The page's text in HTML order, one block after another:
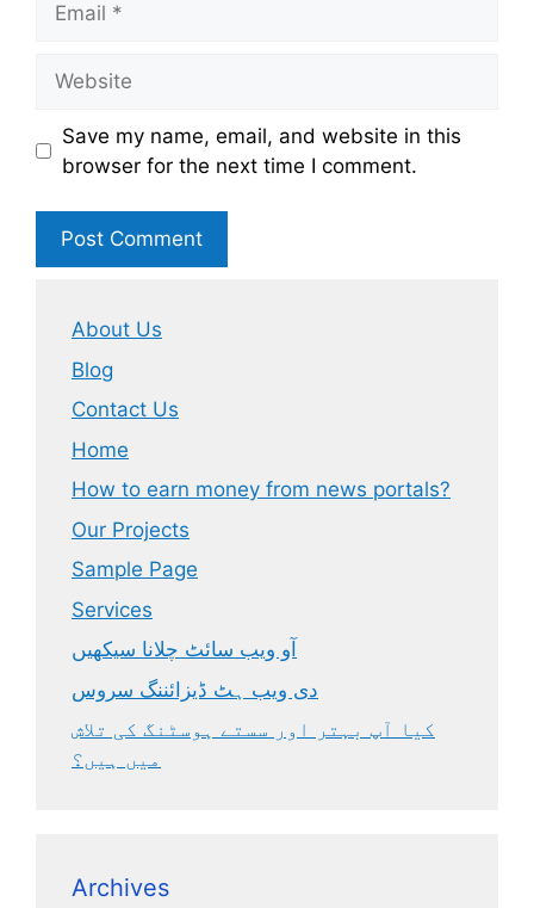
Save my name, email, and website in this
browser for the next time I comment.
About Us
Blog
Contact Us
Home
How to earn money from news portals?
Our Projects
Sample Page
Services
آو ویب سائٹ چلانا سیکھیں
دی ویب ہٹ ڈیزائننگ سروس
کیا آپ بہتر اور سستے ہوسٹنگ کی تلاش
میں ہیں؟
Archives